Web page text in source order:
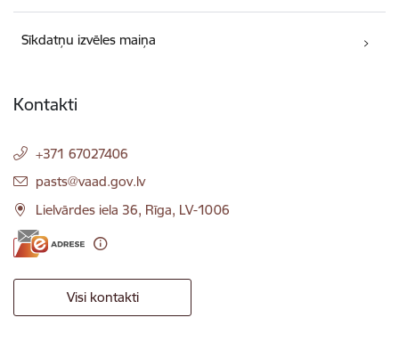
Sīkdatņu izvēles maiņa
Kontakti
+371 67027406
E-pasts:
pasts@vaad.gov.lv
Lielvārdes iela 36, Rīga, LV-1006
Visi kontakti